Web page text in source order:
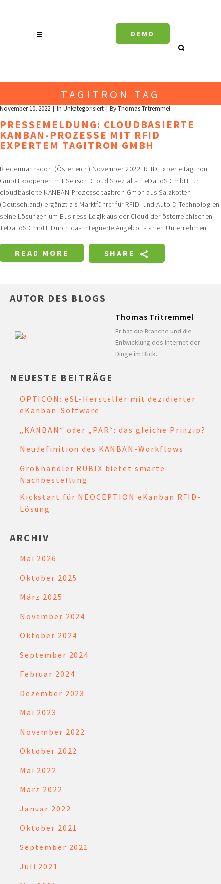
DEMO
TAGITRON TAG
November 10, 2022 In Unkategorisiert ByThomas Tritremmel
PRESSEMELDUNG: CLOUDBASIERTE
KANBAN-PROZESSE MIT RFID
EXPERTEM TAGITRON GMBH
Biedermannsdorf (Österreich) November 2022: RFID Experte tagitron
GmbH kooperiert mit Sensor+Cloud Spezialist TeDaLoS GmbH für
cloudbasierte KANBAN-Prozesse tagItron Gmbh aus Salzkotten
(Deutschland) ergänzt als Marktführer für RFID- und AutoID Technologien
seine Lösungen um Business-Logik aus der Cloud der österreichischen
TeDaLoS GmbH. Durch das integrierte Angebot starten Unternehmen
READ MORE SHARE
AUTOR DES BLOGS
Thomas Tritremmel
Er hat die Branche und die
Entwicklung des Internet der
Dinge im Blick.
NEUESTE BEITRÄGE
OPTICON: eSL-Hersteller mit dezidierter
eKanban-Software
„KANBAN“ oder „PAR“: das gleiche Prinzip?
Neudefinition des KANBAN-Workflows
Großhändler RUBIX bietet smarte
Nachbestellung
Kickstart für NEOCEPTION eKanban RFID-
Lösung
ARCHIV
Mai 2026
Oktober 2025
März 2025
November 2024
Oktober 2024
September 2024
Februar 2024
Dezember 2023
Mai 2023
November 2022
Oktober 2022
Mai 2022
März 2022
Januar 2022
Oktober 2021
September 2021
Juli 2021